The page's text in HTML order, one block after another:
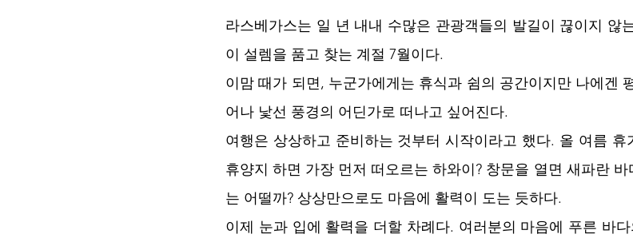
라스베가스는 일 년 내내 수많은 관광객들의 발길이 끊이지 않
이 설렘을 품고 찾는 계절 7월이다.
이맘 때가 되면, 누군가에게는 휴식과 쉼의 공간이지만 나에겐
어나 낯선 풍경의 어딘가로 떠나고 싶어진다.
여행은 상상하고 준비하는 것부터 시작이라고 했다. 올 여름 휴
휴양지 하면 가장 먼저 떠오르는 하와이? 창문을 열면 새파란
는 어떨까? 상상만으로도 마음에 활력이 도는 듯하다.
이제 눈과 입에 활력을 더할 차례다. 여러분의 마음에 푸른 바